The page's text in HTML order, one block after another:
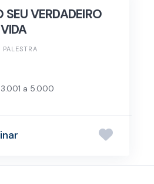
VERDADEIRO
PALESTRA
a 5.000